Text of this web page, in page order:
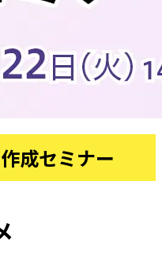
成セミナー